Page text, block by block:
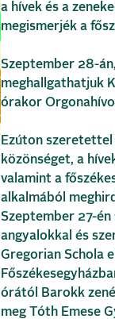
a hívek és a
megismerjék a
Szeptember 28-
meghallgathatjuk
órakor
Ezúton
közönséget, a
valamint a
alkalmából
Szeptember 27-én
angyalokkal és
Gregorian Schola
órától Barokk
meg Tóth Emese